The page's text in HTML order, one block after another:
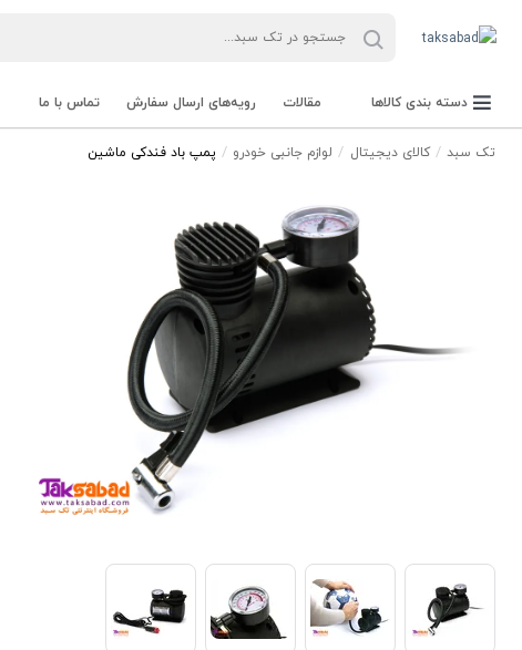
دسته بندی کالاها مقالات رویه‌های ارسال سفارش تماس با ما
تک سبد کالای دیجیتال لوازم جانبی خودرو پمپ باد فندکی ماشین